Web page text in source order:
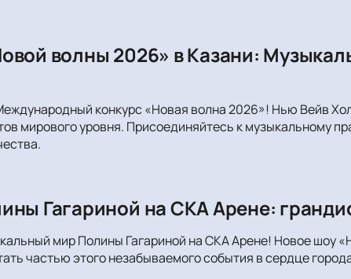
волны 2026» в Казани:
конкурс «Новая волна 2026»! Нью Вейв
мирового уровня. Присоединяйтесь к музыкальному
Гагариной на СКА Арене:
мир Полины Гагариной на СКА Арене! Новое шоу
частью этого незабываемого события в сердце